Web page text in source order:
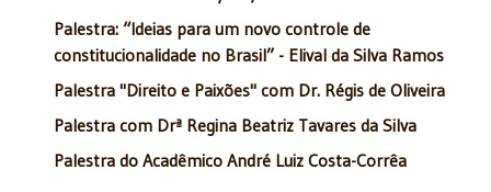
Palestra: “Ideias para um novo controle de
constitucionalidade no Brasil” - Elival da Silva Ramos
Palestra "Direito e Paixões" com Dr. Régis de Oliveira
Palestra com Drª Regina Beatriz Tavares da Silva
Palestra do Acadêmico André Luiz Costa-Corrêa